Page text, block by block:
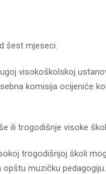
šest mjeseci.
visokoškolskoj
komisija ocijeniće
ili trogodišnje visoke
trogodišnjoj školi
muzičku